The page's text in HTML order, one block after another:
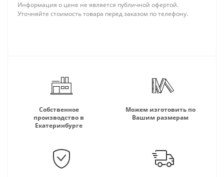
Информация о цене не является публичной офертой.
Уточняйте стоимость товара перед заказом по телефону.
Собственное
производство в
Екатеринбурге
Можем изготовить по
Вашим размерам